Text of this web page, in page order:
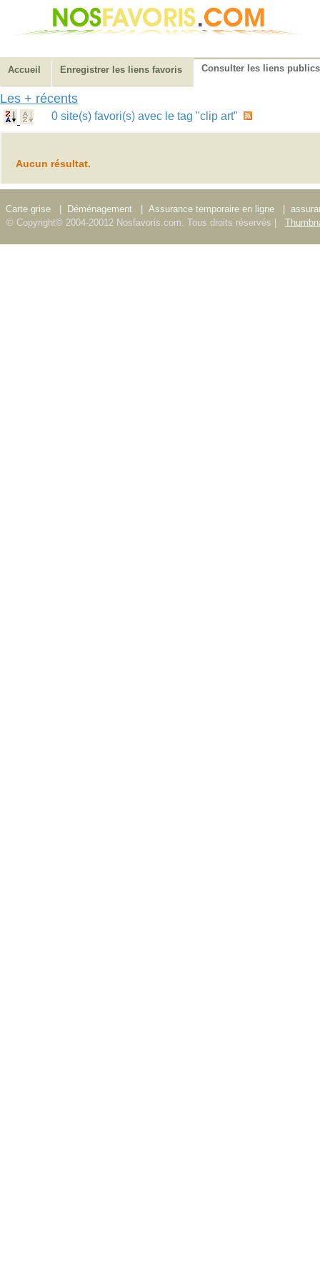
Accueil Enregistrer les liens favoris Consulter les liens publics
Les + récents
0 site(s) favori(s) avec le tag "clip art"
Aucun résultat.
Carte grise Déménagement Assurance temporaire en ligne
© Copyright© 2004-20012 Nosfavoris.com. Tous droits réservés |